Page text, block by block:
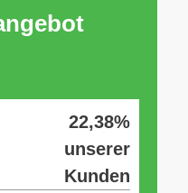
22,38%
unserer
Kunden